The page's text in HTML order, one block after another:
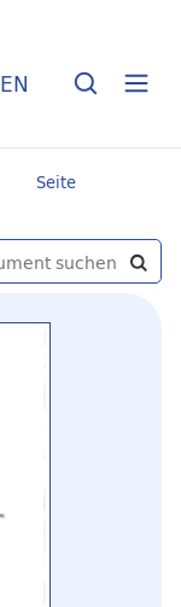
EN
Seite